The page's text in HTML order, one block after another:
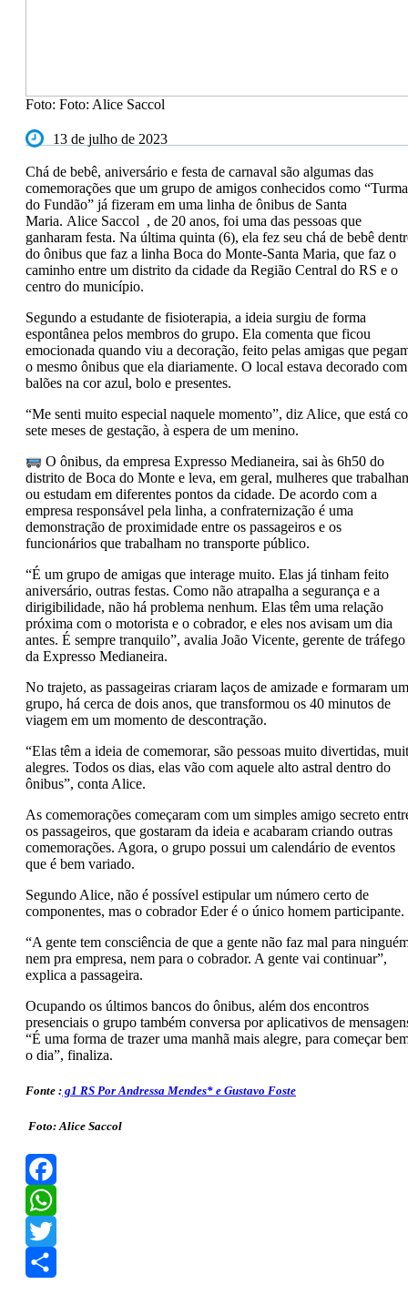
Foto: Foto: Alice Saccol
13 de julho de 2023
Chá de bebê, aniversário e festa de carnaval são algumas das
comemorações que um grupo de amigos conhecidos como “Turma
do Fundão” já fizeram em uma linha de ônibus de Santa
Maria. Alice Saccol , de 20 anos, foi uma das pessoas que
ganharam festa. Na última quinta (6), ela fez seu chá de bebê
do ônibus que faz a linha Boca do Monte-Santa Maria, que faz o
caminho entre um distrito da cidade da Região Central do RS e o
centro do município.
Segundo a estudante de fisioterapia, a ideia surgiu de forma
espontânea pelos membros do grupo. Ela comenta que ficou
emocionada quando viu a decoração, feito pelas amigas que
o mesmo ônibus que ela diariamente. O local estava decorado com
balões na cor azul, bolo e presentes.
“Me senti muito especial naquele momento”, diz Alice, que está
sete meses de gestação, à espera de um menino.
O ônibus, da empresa Expresso Medianeira, sai às 6h50 do
distrito de Boca do Monte e leva, em geral, mulheres que
ou estudam em diferentes pontos da cidade. De acordo com a
empresa responsável pela linha, a confraternização é uma
demonstração de proximidade entre os passageiros e os
funcionários que trabalham no transporte público.
“É um grupo de amigas que interage muito. Elas já tinham feito
aniversário, outras festas. Como não atrapalha a segurança e a
dirigibilidade, não há problema nenhum. Elas têm uma relação
próxima com o motorista e o cobrador, e eles nos avisam um dia
antes. É sempre tranquilo”, avalia João Vicente, gerente de tráfego
da Expresso Medianeira.
No trajeto, as passageiras criaram laços de amizade e formaram um
grupo, há cerca de dois anos, que transformou os 40 minutos de
viagem em um momento de descontração.
“Elas têm a ideia de comemorar, são pessoas muito divertidas,
alegres. Todos os dias, elas vão com aquele alto astral dentro do
ônibus”, conta Alice.
As comemorações começaram com um simples amigo secreto
os passageiros, que gostaram da ideia e acabaram criando outras
comemorações. Agora, o grupo possui um calendário de eventos
que é bem variado.
Segundo Alice, não é possível estipular um número certo de
componentes, mas o cobrador Eder é o único homem participante.
“A gente tem consciência de que a gente não faz mal para
nem pra empresa, nem para o cobrador. A gente vai continuar”,
explica a passageira.
Ocupando os últimos bancos do ônibus, além dos encontros
presenciais o grupo também conversa por aplicativos de
“É uma forma de trazer uma manhã mais alegre, para começar
o dia”, finaliza.
Fonte : g1 RS Por Andressa Mendes* e Gustavo Foste
Foto: Alice Saccol
Facebook
WhatsApp
Twitter